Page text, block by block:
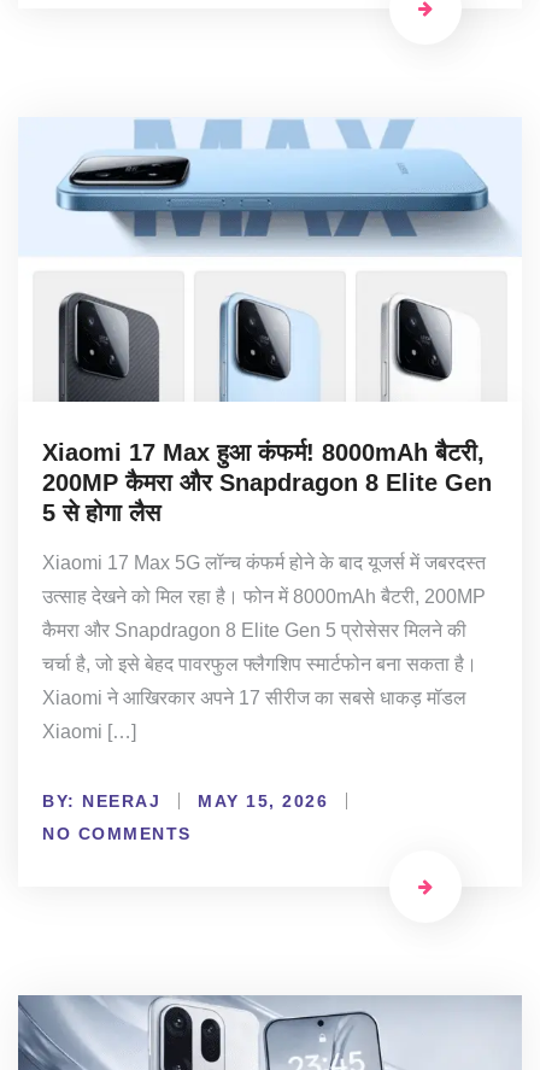
Xiaomi 17 Max हुआ कंफर्म! 8000mAh बैटरी,
200MP कैमरा और Snapdragon 8 Elite Gen
5 से होगा लैस
Xiaomi 17 Max 5G लॉन्च कंफर्म होने के बाद यूजर्स में जबरदस्त
उत्साह देखने को मिल रहा है। फोन में 8000mAh बैटरी, 200MP
कैमरा और Snapdragon 8 Elite Gen 5 प्रोसेसर मिलने की
चर्चा है, जो इसे बेहद पावरफुल फ्लैगशिप स्मार्टफोन बना सकता है।
Xiaomi ने आखिरकार अपने 17 सीरीज का सबसे धाकड़ मॉडल
Xiaomi […]
BY: NEERAJ
MAY 15, 2026
NO COMMENTS